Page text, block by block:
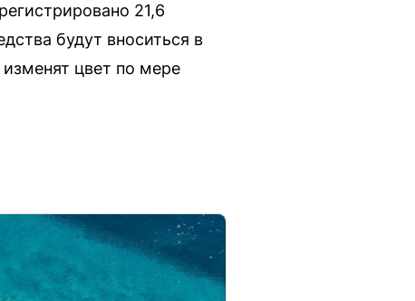
21,6
будут вноситься в
цвет по мере